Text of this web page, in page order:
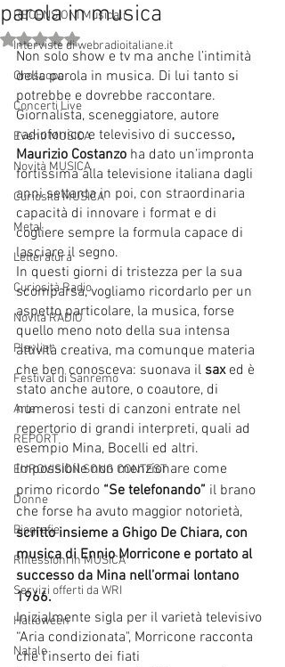
RECENSIONI Musicali
Interviste di webradioitaliane.it
Oroscopo
Concerti Live
Eventi MUSICA
Novità MUSICA
Curiosità MUSICA
Metal
Letteratura
Curiosità Radio
Novità RADIO
Playlist
Festival di Sanremo
Arte
REPORT
EUROVISION SONG CONTEST
Donne
Biografie
Riflessioni in MUSICA
Servizi offerti da WRI
Halloween
Natale
parola in musica
Valutazione NaN stelle su 5.
Non solo show e tv ma anche l’intimità
della parola in musica. Di lui tanto si
potrebbe e dovrebbe raccontare.
Giornalista, sceneggiatore, autore
radiofonico e televisivo di successo,
Maurizio Costanzo ha dato un’impronta
fortissima alla televisione italiana dagli
anni settanta in poi, con straordinaria
capacità di innovare i format e di
cogliere sempre la formula capace di
lasciare il segno.
In questi giorni di tristezza per la sua
scomparsa, vogliamo ricordarlo per un
aspetto particolare, la musica, forse
quello meno noto della sua intensa
attività creativa, ma comunque materia
che ben conosceva: suonava il sax ed è
stato anche autore, o coautore, di
numerosi testi di canzoni entrate nel
repertorio di grandi interpreti, quali ad
esempio Mina, Bocelli ed altri.
Impossibile non menzionare come
primo ricordo “Se telefonando” il brano
che forse ha avuto maggior notorietà,
scritto insieme a Ghigo De Chiara, con
musica di Ennio Morricone e portato al
successo da Mina nell’ormai lontano
1966.
Inizialmente sigla per il varietà televisivo
“Aria condizionata", Morricone racconta
che l’inserto dei fiati